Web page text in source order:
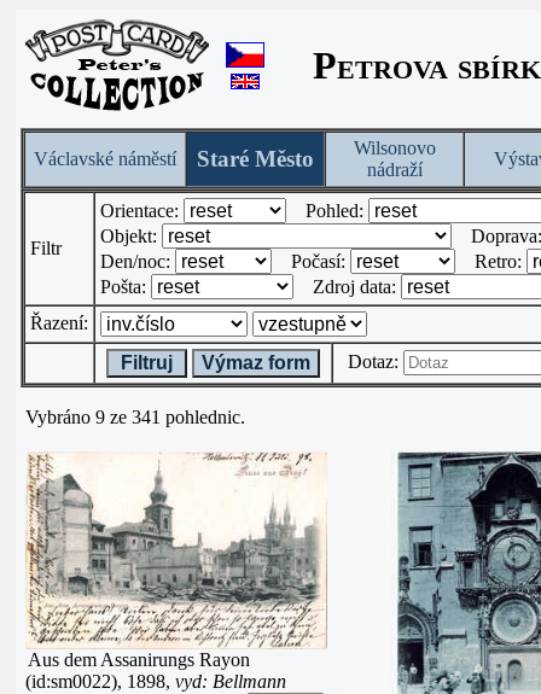
Petrova
Václavské náměstí Staré Město
Wilsonovo
nádraží
Filtr
Orientace:
Pohled:
Objekt:
Den/noc:
Počasí:
Retro:
Pošta:
Zdroj data:
Řazení:
Filtruj
Výmaz form Dotaz:
Vybráno 9 ze 341 pohlednic.
Aus dem Assanirungs Rayon
(id:sm0022), 1898, vyd: Bellmann